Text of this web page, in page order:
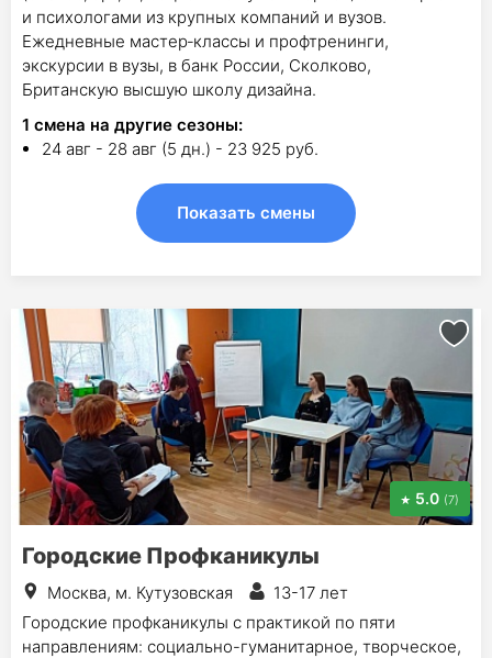
и психологами из крупных компаний и вузов.
Ежедневные мастер‑классы и профтренинги,
экскурсии в вузы, в банк России, Сколково,
Британскую высшую школу дизайна.
1 смена на другие сезоны:
24 авг - 28 авг (5 дн.) - 23 925 руб.
Показать смены
5.0 (7)
Городские Профканикулы
Москва, м. Кутузовская
13-17 лет
Городские профканикулы с практикой по пяти
направлениям: социально-гуманитарное, творческое,